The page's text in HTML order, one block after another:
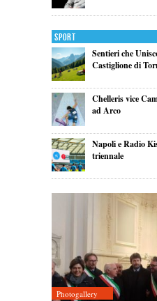
Sport
Sentieri che
Castiglione di
Chelleris vice
ad Arco
Napoli e Radio
triennale
Photogallery